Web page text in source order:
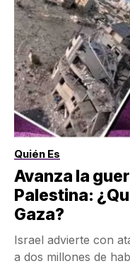
Quién Es
Avanza la
Palestina:
Gaza?
Israel advierte con
a dos millones de